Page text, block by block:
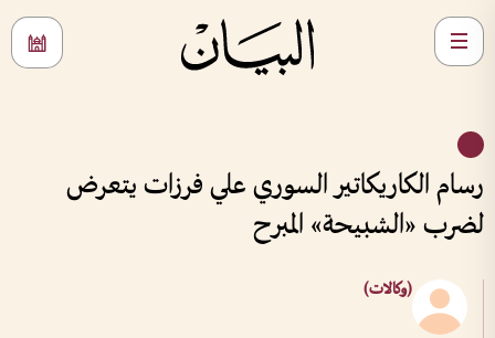
رسام الكاريكاتير السوري علي فرزات يتعرض
لضرب «الشبيحة» المبرح
(وكالات)